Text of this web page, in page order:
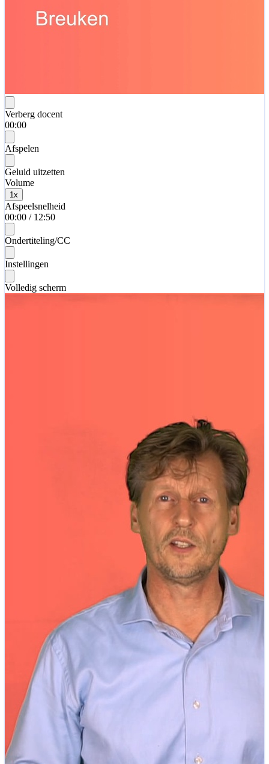
Verberg docent
00:00
Afspelen
Geluid uitzetten
Volume
1 x
Afspeelsnelheid
00:00 / 12:50
Ondertiteling/CC
Instellingen
Volledig scherm